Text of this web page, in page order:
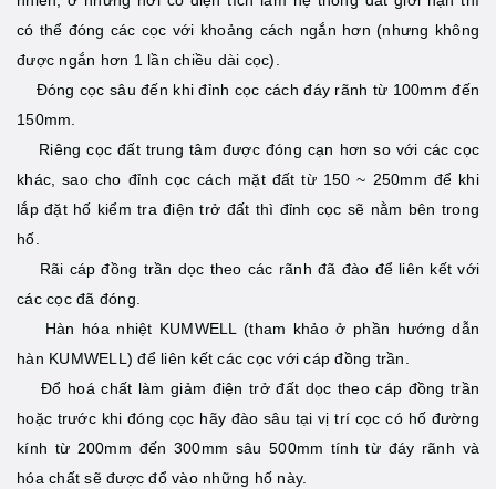
có thể đóng các cọc với khoảng cách ngắn hơn (nhưng không
được ngắn hơn 1 lần chiều dài cọc).
Đóng cọc sâu đến khi đỉnh cọc cách đáy rãnh từ 100mm đến
150mm.
Riêng cọc đất trung tâm được đóng cạn hơn so với các cọc
khác, sao cho đỉnh cọc cách mặt đất từ 150 ~ 250mm để khi
lắp đặt hố kiểm tra điện trở đất thì đỉnh cọc sẽ nằm bên trong
hố.
Rãi cáp đồng trần dọc theo các rãnh đã đào để liên kết với
các cọc đã đóng.
Hàn hóa nhiệt KUMWELL (tham khảo ở phần hướng dẫn
hàn KUMWELL) để liên kết các cọc với cáp đồng trần.
Đổ hoá chất làm giảm điện trở đất dọc theo cáp đồng trần
hoặc trước khi đóng cọc hãy đào sâu tại vị trí cọc có hố đường
kính từ 200mm đến 300mm sâu 500mm tính từ đáy rãnh và
hóa chất sẽ được đổ vào những hố này.